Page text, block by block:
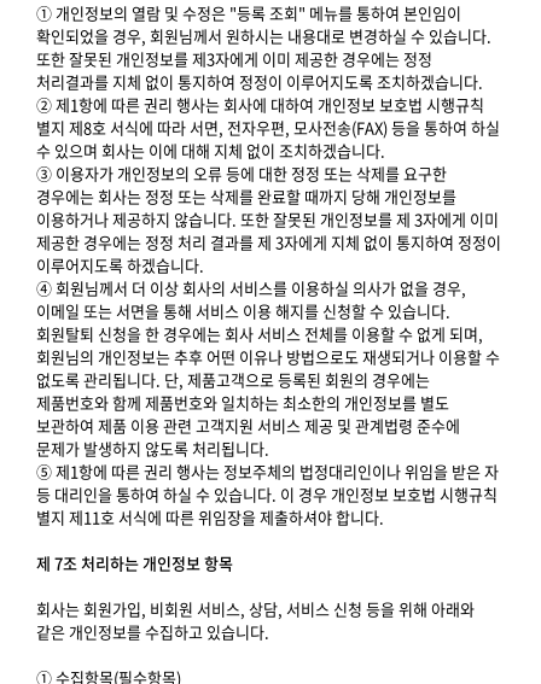
① 개인정보의 열람 및 수정은 "등록 조회" 메뉴를 통하여 본인임이
확인되었을 경우, 회원님께서 원하시는 내용대로 변경하실 수 있습니다.
또한 잘못된 개인정보를 제3자에게 이미 제공한 경우에는 정정
처리결과를 지체 없이 통지하여 정정이 이루어지도록 조치하겠습니다.
② 제1항에 따른 권리 행사는 회사에 대하여 개인정보 보호법 시행규칙
별지 제8호 서식에 따라 서면, 전자우편, 모사전송(FAX) 등을 통하여 하실
수 있으며 회사는 이에 대해 지체 없이 조치하겠습니다.
③ 이용자가 개인정보의 오류 등에 대한 정정 또는 삭제를 요구한
경우에는 회사는 정정 또는 삭제를 완료할 때까지 당해 개인정보를
이용하거나 제공하지 않습니다. 또한 잘못된 개인정보를 제 3자에게 이미
제공한 경우에는 정정 처리 결과를 제 3자에게 지체 없이 통지하여 정정이
이루어지도록 하겠습니다.
④ 회원님께서 더 이상 회사의 서비스를 이용하실 의사가 없을 경우,
이메일 또는 서면을 통해 서비스 이용 해지를 신청할 수 있습니다.
회원탈퇴 신청을 한 경우에는 회사 서비스 전체를 이용할 수 없게 되며,
회원님의 개인정보는 추후 어떤 이유나 방법으로도 재생되거나 이용할 수
없도록 관리됩니다. 단, 제품고객으로 등록된 회원의 경우에는
제품번호와 함께 제품번호와 일치하는 최소한의 개인정보를 별도
보관하여 제품 이용 관련 고객지원 서비스 제공 및 관계법령 준수에
문제가 발생하지 않도록 처리됩니다.
⑤ 제1항에 따른 권리 행사는 정보주체의 법정대리인이나 위임을 받은 자
등 대리인을 통하여 하실 수 있습니다. 이 경우 개인정보 보호법 시행규칙
별지 제11호 서식에 따른 위임장을 제출하셔야 합니다.
제 7조 처리하는 개인정보 항목
회사는 회원가입, 비회원 서비스, 상담, 서비스 신청 등을 위해 아래와
같은 개인정보를 수집하고 있습니다.
① 수집항목(필수항목)